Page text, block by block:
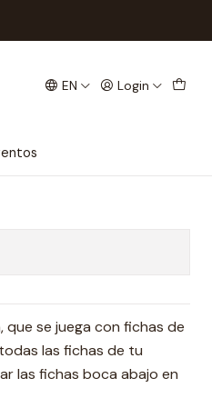
EN Login
se juega con fichas de
las fichas de tu
las fichas boca abajo en